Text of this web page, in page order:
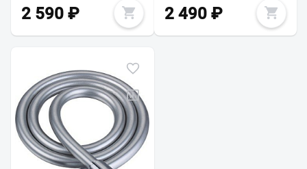
2 590 ₽ 2 490₽